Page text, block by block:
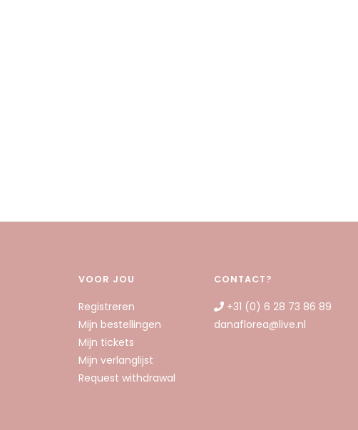
VOOR JOU
Registreren
Mijn bestellingen
Mijn tickets
Mijn verlanglijst
Request withdrawal
CONTACT?
+31 (0) 6 28 73 86 89
danaflorea@live.nl